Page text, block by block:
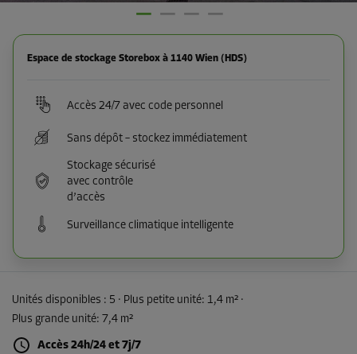
Espace de stockage Storebox à 1140 Wien (HDS)
Accès 24/7 avec code personnel
Sans dépôt – stockez immédiatement
Stockage sécurisé
avec contrôle
d’accès
Surveillance climatique intelligente
Unités disponibles : 5 · Plus petite unité: 1,4 m² ·
Plus grande unité: 7,4 m²
Accès 24h/24 et 7j/7